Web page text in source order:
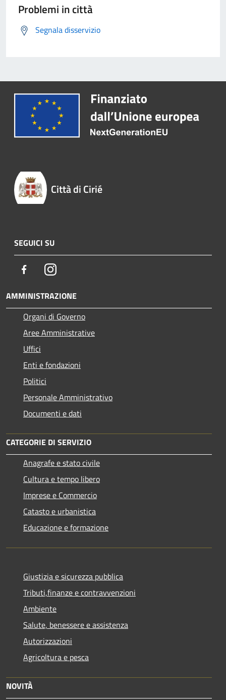
Problemi in città
Segnala disservizio
Città di Cirié
SEGUICI SU
FacebookInstagram
AMMINISTRAZIONE
Organi di Governo
Aree Amministrative
Uffici
Enti e fondazioni
Politici
Personale Amministrativo
Documenti e dati
CATEGORIE DI SERVIZIO
Anagrafe e stato civile
Cultura e tempo libero
Imprese e Commercio
Catasto e urbanistica
Educazione e formazione
Giustizia e sicurezza pubblica
Tributi,finanze e contravvenzioni
Ambiente
Salute, benessere e assistenza
Autorizzazioni
Agricoltura e pesca
NOVITÀ